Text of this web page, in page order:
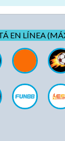
EN LÍNEA